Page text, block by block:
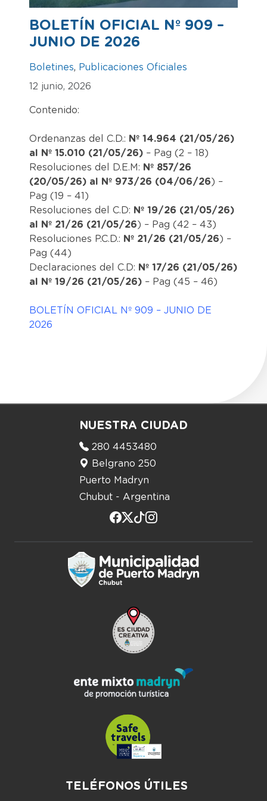
BOLETÍN OFICIAL Nº 909 –
JUNIO DE 2026
Boletines, Publicaciones Oficiales
12 junio, 2026
Contenido:
Ordenanzas del C.D.: Nº 14.964 (21/05/26)
al Nº 15.010 (21/05/26) – Pag (2 – 18)
Resoluciones del D.E.M: Nº 857/26
(20/05/26) al Nº 973/26 (04/06/26) –
Pag (19 – 41)
Resoluciones del C.D: Nº 19/26 (21/05/26)
al Nº 21/26 (21/05/26) – Pag (42 – 43)
Resoluciones P.C.D.: Nº 21/26 (21/05/26) –
Pag (44)
Declaraciones del C.D: Nº 17/26 (21/05/26)
al Nº 19/26 (21/05/26) – Pag (45 – 46)
BOLETÍN OFICIAL Nº 909 – JUNIO DE
2026
NUESTRA CIUDAD
280 4453480
Belgrano 250
Puerto Madryn
Chubut - Argentina
TELÉFONOS ÚTILES